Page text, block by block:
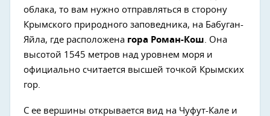
облака, то вам нужно отправляться в сторону
Крымского природного заповедника, на Бабуган-
Яйла, где расположена гора Роман-Кош . Она
высотой 1545 метров над уровнем моря и
официально считается высшей точкой Крымских
гор.
С ее вершины открывается вид на Чуфут-Кале и